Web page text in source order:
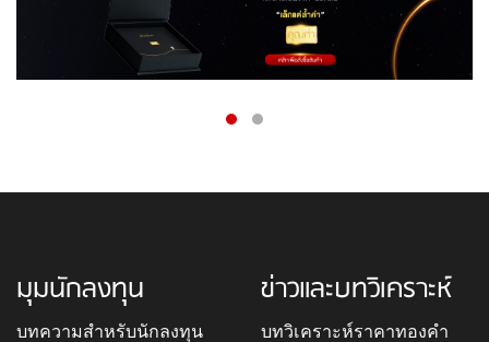
มุมนักลงทุน
บทความสำหรับนักลงทุน
ข่าวและบทวิเคราะห์
บทวิเคราะห์ราคาทองคำ